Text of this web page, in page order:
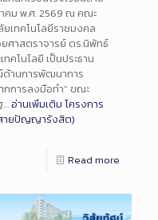
ม พ.ศ. 2569 ณ คณะ
ยเทคโนโลยีราชมงคล
ศาสตราจารย์ ดร.นิพัทธ์
โนโลยี เป็นประธาน
านการพัฒนาการ
กการลงมือทำ” ขณะ
…อ่านเพิ่มเติม โครงการ
ายปัญญารังสิต)
Read more